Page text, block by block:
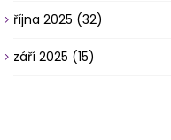
října 2025 (32)
září 2025 (15)